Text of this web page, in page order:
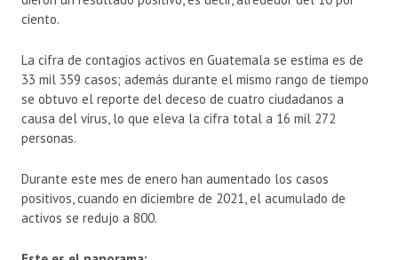
ciento.
La cifra de contagios activos en Guatemala se estima es de
33 mil 359 casos; además durante el mismo rango de tiempo
se obtuvo el reporte del deceso de cuatro ciudadanos a
causa del virus, lo que eleva la cifra total a 16 mil 272
personas.
Durante este mes de enero han aumentado los casos
positivos, cuando en diciembre de 2021, el acumulado de
activos se redujo a 800.